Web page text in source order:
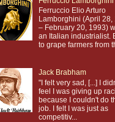
Ferruccio Elio Arturo
Lamborghini (April 28,
– February 20, 1993)
an Italian industrialist.
to grape farmers from
Jack Brabham
"I felt very sad, [...] I
feel I was giving up
because I couldn't do
job. I felt I was just as
competitiv...